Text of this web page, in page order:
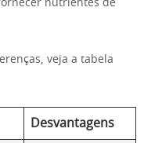
nutrientes de
veja a tabela
Desvantagens